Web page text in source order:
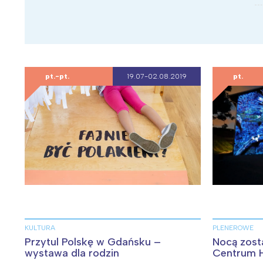
pt.-pt. 19.07-02.08.2019
KULTURA
Przytul Polskę w Gdańsku –
wystawa dla rodzin
pt.
PLENEROWE
Nocą
Centrum